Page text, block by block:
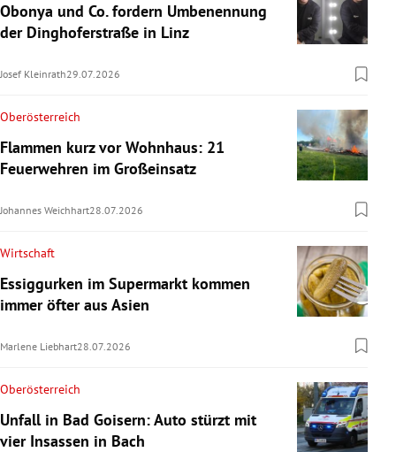
Obonya und Co. fordern Umbenennung
der Dinghoferstraße in Linz
Josef Kleinrath29.07.2026
Oberösterreich
Flammen kurz vor Wohnhaus: 21
Feuerwehren im Großeinsatz
Johannes Weichhart28.07.2026
Wirtschaft
Essiggurken im Supermarkt kommen
immer öfter aus Asien
Marlene Liebhart28.07.2026
Oberösterreich
Unfall in Bad Goisern: Auto stürzt mit
vier Insassen in Bach